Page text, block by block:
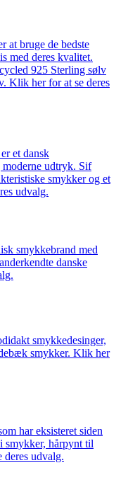
at bruge de bedste
med deres kvalitet.
925 Sterling sølv
Klik her for at se deres
et dansk
udtryk. Sif
smykker og et
udvalg.
smykkebrand med
danske
smykkedesinger,
smykker. Klik her
har eksisteret siden
smykker, hårpynt til
deres udvalg.